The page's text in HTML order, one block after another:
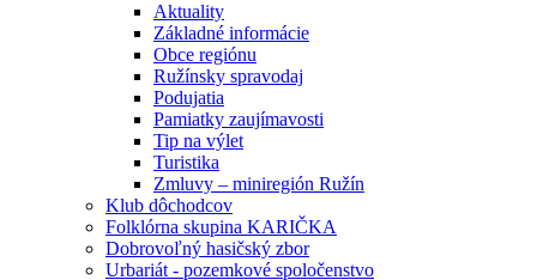
Aktuality
Základné informácie
Obce regiónu
Ružínsky spravodaj
Podujatia
Pamiatky zaujímavosti
Tip na výlet
Turistika
Zmluvy – miniregión Ružín
Klub dôchodcov
Folklórna skupina KARIČKA
Dobrovoľný hasičský zbor
Urbariát - pozemkové spoločenstvo